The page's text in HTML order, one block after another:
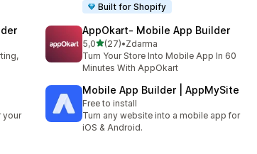
Built for Shopify
AppOkart‑ Mobile App Builder
5,0z 5 hvězd
(27)
Celkový počet recenzí: 27
•Zdarma
Turn Your Store Into Mobile App In 60
Minutes With AppOkart
your
Mobile App Builder | AppMySite
Free to install
Turn any website into a mobile app for
iOS & Android.